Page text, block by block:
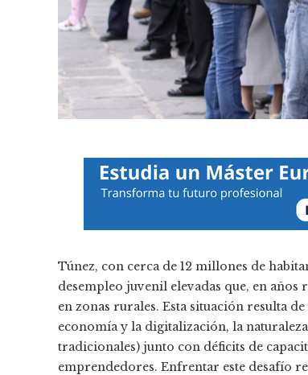
Túnez, con cerca de 12 millones de
desempleo juvenil elevadas que, en años
en zonas rurales. Esta situación resulta
economía y la digitalización, la
tradicionales) junto con déficits de
emprendedores. Enfrentar este desafío